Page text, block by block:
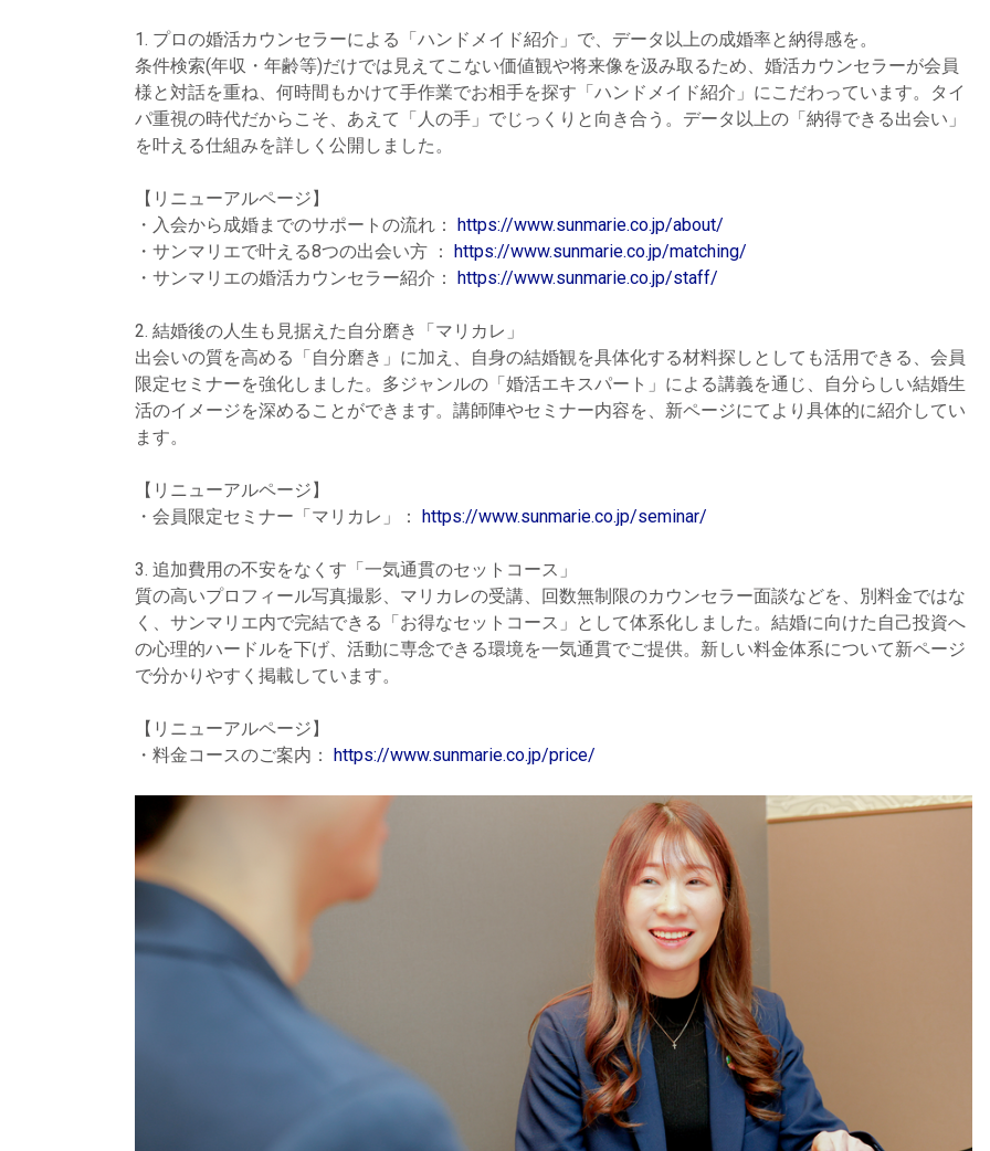
1. プロの婚活カウンセラーによる「ハンドメイド紹介」で、データ以上の成婚率と納得感を。
条件検索(年収・年齢等)だけでは見えてこない価値観や将来像を汲み取るため、婚活カウンセラーが会員
様と対話を重ね、何時間もかけて手作業でお相手を探す「ハンドメイド紹介」にこだわっています。タイ
パ重視の時代だからこそ、あえて「人の手」でじっくりと向き合う。データ以上の「納得できる出会い」
を叶える仕組みを詳しく公開しました。
【リニューアルページ】
・入会から成婚までのサポートの流れ： https://www.sunmarie.co.jp/about/
・サンマリエで叶える8つの出会い方 ： https://www.sunmarie.co.jp/matching/
・サンマリエの婚活カウンセラー紹介： https://www.sunmarie.co.jp/staff/
2. 結婚後の人生も見据えた自分磨き「マリカレ」
出会いの質を高める「自分磨き」に加え、自身の結婚観を具体化する材料探しとしても活用できる、会員
限定セミナーを強化しました。多ジャンルの「婚活エキスパート」による講義を通じ、自分らしい結婚生
活のイメージを深めることができます。講師陣やセミナー内容を、新ページにてより具体的に紹介してい
ます。
【リニューアルページ】
・会員限定セミナー「マリカレ」： https://www.sunmarie.co.jp/seminar/
3. 追加費用の不安をなくす「一気通貫のセットコース」
質の高いプロフィール写真撮影、マリカレの受講、回数無制限のカウンセラー面談などを、別料金ではな
く、サンマリエ内で完結できる「お得なセットコース」として体系化しました。結婚に向けた自己投資へ
の心理的ハードルを下げ、活動に専念できる環境を一気通貫でご提供。新しい料金体系について新ページ
で分かりやすく掲載しています。
【リニューアルページ】
・料金コースのご案内： https://www.sunmarie.co.jp/price/